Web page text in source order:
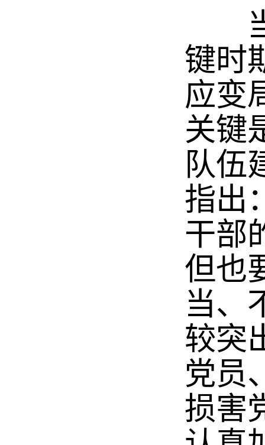
当
键时
应变
关键
队伍
指出
干部
但也
当、
较突
党员
损害